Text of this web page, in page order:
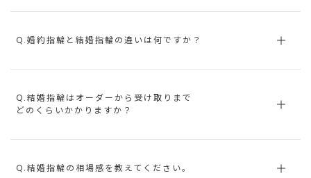
Q.婚約指輪と結婚指輪の違いは何ですか？
Q.結婚指輪はオーダーから受け取りまで
どのくらいかかりますか？
Q.結婚指輪の相場感を教えてください。